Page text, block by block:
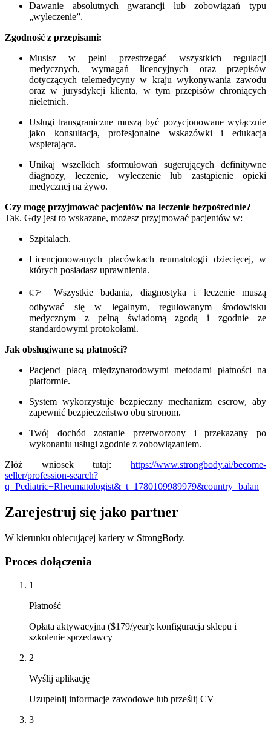
Dawanie absolutnych gwarancji lub zobowiązań typu
„wyleczenie”.
Zgodność z przepisami:
Musisz w pełni przestrzegać wszystkich regulacji
medycznych, wymagań licencyjnych oraz przepisów
dotyczących telemedycyny w kraju wykonywania zawodu
oraz w jurysdykcji klienta, w tym przepisów chroniących
nieletnich.
Usługi transgraniczne muszą być pozycjonowane wyłącznie
jako konsultacja, profesjonalne wskazówki i edukacja
wspierająca.
Unikaj wszelkich sformułowań sugerujących definitywne
diagnozy, leczenie, wyleczenie lub zastąpienie opieki
medycznej na żywo.
Czy mogę przyjmować pacjentów na leczenie bezpośrednie?
Tak. Gdy jest to wskazane, możesz przyjmować pacjentów w:
Szpitalach.
Licencjonowanych placówkach reumatologii dziecięcej, w
których posiadasz uprawnienia.
👉 Wszystkie badania, diagnostyka i leczenie muszą
odbywać się w legalnym, regulowanym środowisku
medycznym z pełną świadomą zgodą i zgodnie ze
standardowymi protokołami.
Jak obsługiwane są płatności?
Pacjenci płacą międzynarodowymi metodami płatności na
platformie.
System wykorzystuje bezpieczny mechanizm escrow, aby
zapewnić bezpieczeństwo obu stronom.
Twój dochód zostanie przetworzony i przekazany po
wykonaniu usługi zgodnie z zobowiązaniem.
Złóż wniosek tutaj: https://www.strongbody.ai/become-
seller/profession-search?
q=Pediatric+Rheumatologist&_t=1780109989979&country=balan
Zarejestruj się jako partner
W kierunku obiecującej kariery w StrongBody.
Proces dołączenia
1
Płatność
Opłata aktywacyjna ($179/year): konfiguracja sklepu i
szkolenie sprzedawcy
2
Wyślij aplikację
Uzupełnij informacje zawodowe lub prześlij CV
3